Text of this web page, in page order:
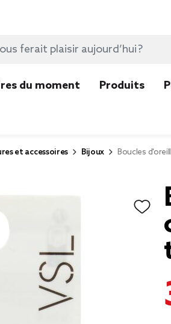
du moment Produits
et accessoires Bijoux Boucles